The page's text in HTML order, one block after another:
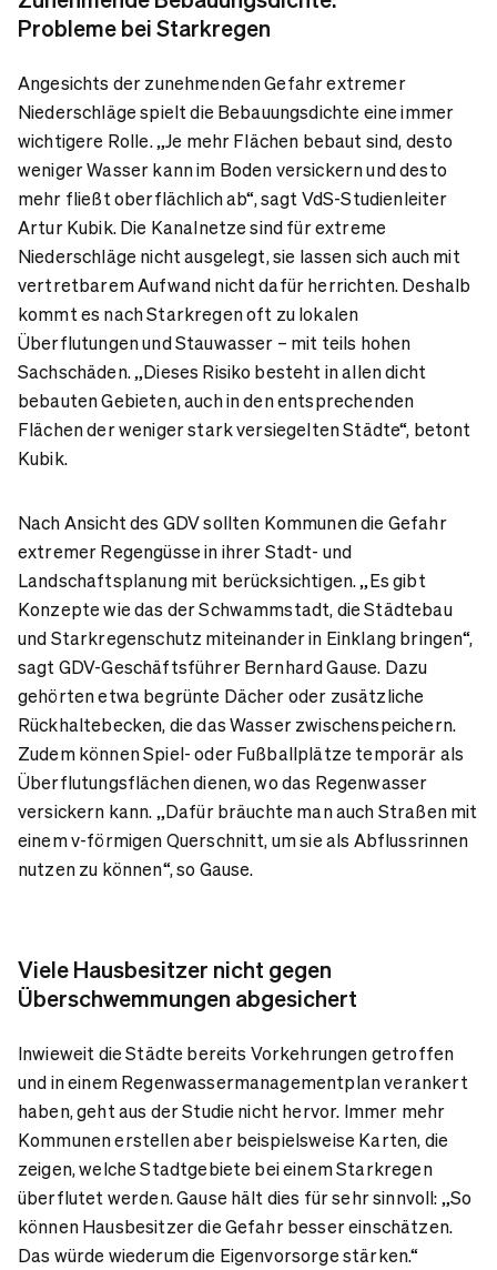
Probleme bei Starkregen
Angesichts der zunehmenden Gefahr extremer
Niederschläge spielt die Bebauungsdichte eine immer
wichtigere Rolle. „Je mehr Flächen bebaut sind, desto
weniger Wasser kann im Boden versickern und desto
mehr fließt oberflächlich ab“, sagt VdS-Studienleiter
Artur Kubik. Die Kanalnetze sind für extreme
Niederschläge nicht ausgelegt, sie lassen sich auch mit
vertretbarem Aufwand nicht dafür herrichten. Deshalb
kommt es nach Starkregen oft zu lokalen
Überflutungen und Stauwasser – mit teils hohen
Sachschäden. „Dieses Risiko besteht in allen dicht
bebauten Gebieten, auch in den entsprechenden
Flächen der weniger stark versiegelten Städte“, betont
Kubik.
Nach Ansicht des GDV sollten Kommunen die Gefahr
extremer Regengüsse in ihrer Stadt- und
Landschaftsplanung mit berücksichtigen. „Es gibt
Konzepte wie das der Schwammstadt, die Städtebau
und Starkregenschutz miteinander in Einklang bringen“,
sagt GDV-Geschäftsführer Bernhard Gause. Dazu
gehörten etwa begrünte Dächer oder zusätzliche
Rückhaltebecken, die das Wasser zwischenspeichern.
Zudem können Spiel- oder Fußballplätze temporär als
Überflutungsflächen dienen, wo das Regenwasser
versickern kann. „Dafür bräuchte man auch Straßen mit
einem v-förmigen Querschnitt, um sie als Abflussrinnen
nutzen zu können“, so Gause.
Viele Hausbesitzer nicht gegen
Überschwemmungen abgesichert
Inwieweit die Städte bereits Vorkehrungen getroffen
und in einem Regenwassermanagementplan verankert
haben, geht aus der Studie nicht hervor. Immer mehr
Kommunen erstellen aber beispielsweise Karten, die
zeigen, welche Stadtgebiete bei einem Starkregen
überflutet werden. Gause hält dies für sehr sinnvoll: „So
können Hausbesitzer die Gefahr besser einschätzen.
Das würde wiederum die Eigenvorsorge stärken.“